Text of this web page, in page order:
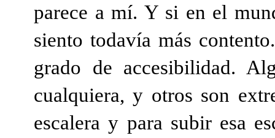
parece a mí. Y si en el
siento todavía más
grado de accesibilidad.
cualquiera, y otros son
escalera y para subir esa